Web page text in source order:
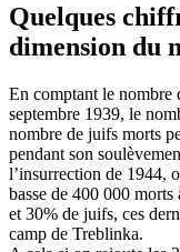
Quelques
dimension du
En comptant le nombre
septembre 1939, le
nombre de juifs morts
pendant son
l’insurrection de 1944,
basse de 400 000
et 30% de juifs, ces
camp de Treblinka.